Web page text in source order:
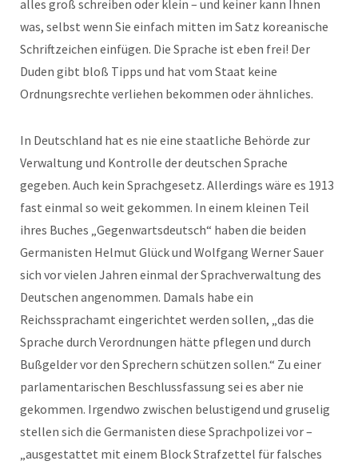
alles groß schreiben oder klein – und keiner kann Ihnen
was, selbst wenn Sie einfach mitten im Satz koreanische
Schriftzeichen einfügen. Die Sprache ist eben frei! Der
Duden gibt bloß Tipps und hat vom Staat keine
Ordnungsrechte verliehen bekommen oder ähnliches.
In Deutschland hat es nie eine staatliche Behörde zur
Verwaltung und Kontrolle der deutschen Sprache
gegeben. Auch kein Sprachgesetz. Allerdings wäre es 1913
fast einmal so weit gekommen. In einem kleinen Teil
ihres Buches „Gegenwartsdeutsch“ haben die beiden
Germanisten Helmut Glück und Wolfgang Werner Sauer
sich vor vielen Jahren einmal der Sprachverwaltung des
Deutschen angenommen. Damals habe ein
Reichssprachamt eingerichtet werden sollen, „das die
Sprache durch Verordnungen hätte pflegen und durch
Bußgelder vor den Sprechern schützen sollen.“ Zu einer
parlamentarischen Beschlussfassung sei es aber nie
gekommen. Irgendwo zwischen belustigend und gruselig
stellen sich die Germanisten diese Sprachpolizei vor –
„ausgestattet mit einem Block Strafzettel für falsches